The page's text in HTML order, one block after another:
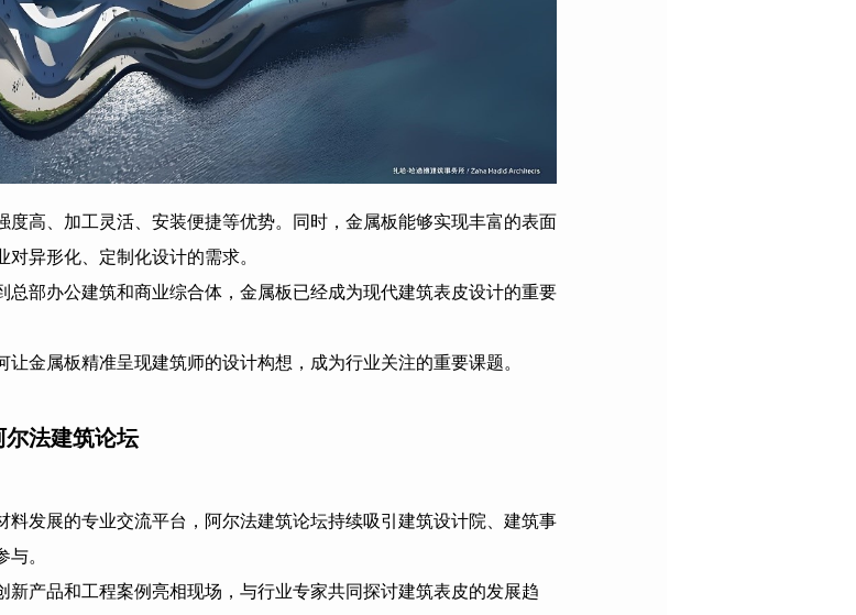
度高、加工灵活、安装便捷等优势。同时，金属板能够实现丰富的表面
异形化、定制化设计的需求。
总部办公建筑和商业综合体，金属板已经成为现代建筑表皮设计的重要
金属板精准呈现建筑师的设计构想，成为行业关注的重要课题。
法建筑论坛
料发展的专业交流平台，阿尔法建筑论坛持续吸引建筑设计院、建筑事
。
产品和工程案例亮相现场，与行业专家共同探讨建筑表皮的发展趋